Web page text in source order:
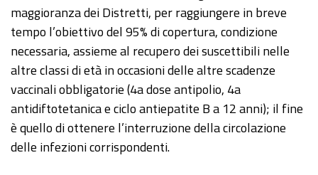
maggioranza dei Distretti, per raggiungere in breve
tempo l’obiettivo del 95% di copertura, condizione
necessaria, assieme al recupero dei suscettibili nelle
altre classi di età in occasioni delle altre scadenze
vaccinali obbligatorie (4a dose antipolio, 4a
antidiftotetanica e ciclo antiepatite B a 12 anni); il fine
è quello di ottenere l’interruzione della circolazione
delle infezioni corrispondenti.